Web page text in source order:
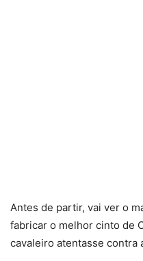
Antes de partir, vai ver o
fabricar o melhor cinto de
cavaleiro atentasse contra